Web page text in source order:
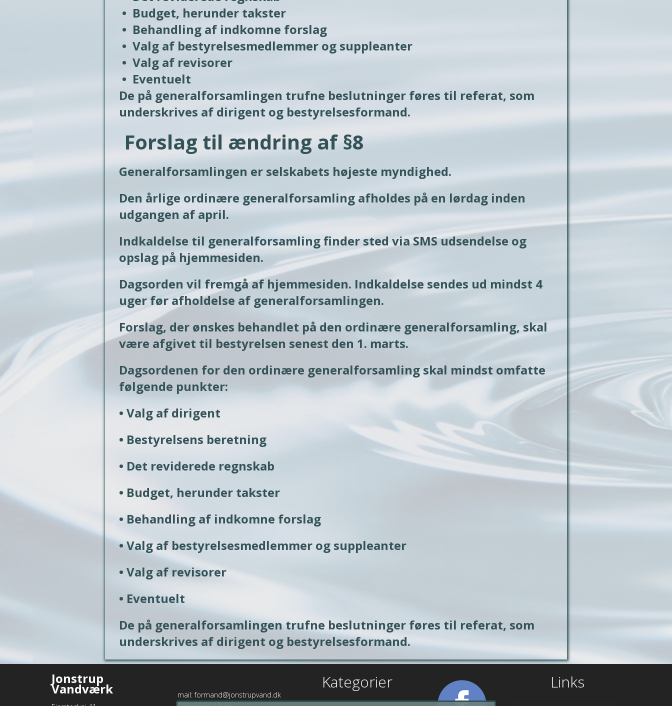
De på generalforsamlingen trufne beslutninger føres til referat, som
underskrives af dirigent og bestyrelsesformand.
Forslag til ændring af §8
Generalforsamlingen er selskabets højeste myndighed.
Den årlige ordinære generalforsamling afholdes på en lørdag inden
udgangen af april.
Indkaldelse til generalforsamling finder sted via SMS udsendelse og
opslag på hjemmesiden.
Dagsorden vil fremgå af hjemmesiden. Indkaldelse sendes ud mindst 4
uger før afholdelse af generalforsamlingen.
Forslag, der ønskes behandlet på den ordinære generalforsamling, skal
være afgivet til bestyrelsen senest den 1. marts.
Dagsordenen for den ordinære generalforsamling skal mindst omfatte
følgende punkter:
• Valg af dirigent
• Bestyrelsens beretning
• Det reviderede regnskab
• Budget, herunder takster
• Behandling af indkomne forslag
• Valg af bestyrelsesmedlemmer og suppleanter
• Valg af revisorer
• Eventuelt
De på generalforsamlingen trufne beslutninger føres til referat, som
underskrives af dirigent og bestyrelsesformand.
Jonstrup
Vandværk
mail: formand@jonstrupvand.dk
Kategorier Links